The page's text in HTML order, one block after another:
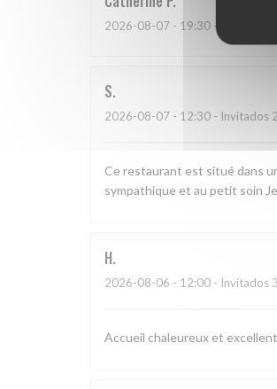
2026-08-07 - 19:30 - Invitados 2
S
2026-08-07 - 12:30 - Invitados 2
Ce restaurant est situé dans
sympathique et au petit soin
H
2026-08-06 - 12:00 - Invitados 3
Accueil chaleureux et